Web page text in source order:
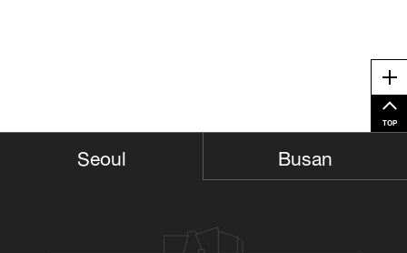
TOP
Seoul Busan